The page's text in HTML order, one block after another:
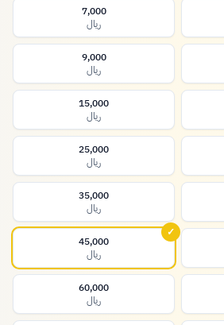
7,000
ريال
9,000
ريال
15,000
ريال
25,000
ريال
35,000
ريال
45,000
ريال
✓
60,000
ريال